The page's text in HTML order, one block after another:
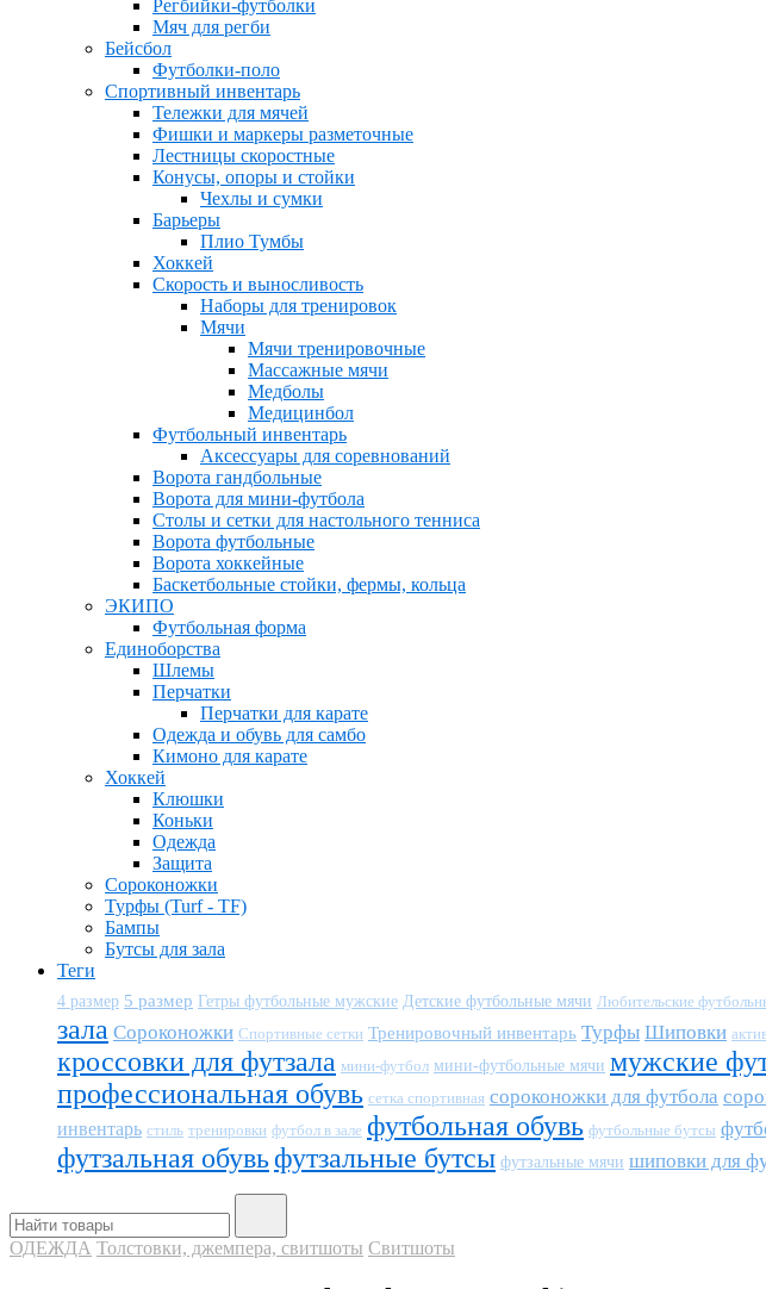
Регбийки-футболки
Мяч для регби
Бейсбол
Футболки-поло
Спортивный инвентарь
Тележки для мячей
Фишки и маркеры разметочные
Лестницы скоростные
Конусы, опоры и стойки
Чехлы и сумки
Барьеры
Плио Тумбы
Хоккей
Скорость и выносливость
Наборы для тренировок
Мячи
Мячи тренировочные
Массажные мячи
Медболы
Медицинбол
Футбольный инвентарь
Аксессуары для соревнований
Ворота гандбольные
Ворота для мини-футбола
Столы и сетки для настольного тенниса
Ворота футбольные
Ворота хоккейные
Баскетбольные стойки, фермы, кольца
ЭКИПО
Футбольная форма
Единоборства
Шлемы
Перчатки
Перчатки для карате
Одежда и обувь для самбо
Кимоно для карате
Хоккей
Клюшки
Коньки
Одежда
Защита
Сороконожки
Турфы (Turf - TF)
Бампы
Бутсы для зала
Теги
4 размер 5 размер Гетры футбольные мужские Детские футбольные мячи Любительские
зала Сороконожки Спортивные сетки Тренировочный инвентарь Турфы Шиповки
кроссовки для футзала мини-футбол мини-футбольные мячи мужские
профессиональная обувь сетка спортивная сороконожки для футбола
инвентарь стиль тренировки футбол в зале футбольная обувь футбольные бутсы
футзальная обувьфутзальные бутсы футзальные мячи шиповки для
ОДЕЖДА Толстовки, джемпера, свитшоты Свитшоты